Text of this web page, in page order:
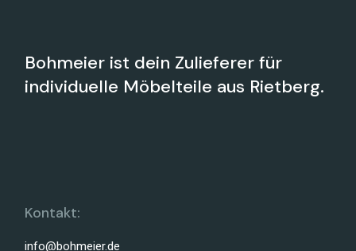
Bohmeier ist dein Zulieferer für
individuelle Möbelteile aus Rietberg.
Kontakt:
info@bohmeier.de